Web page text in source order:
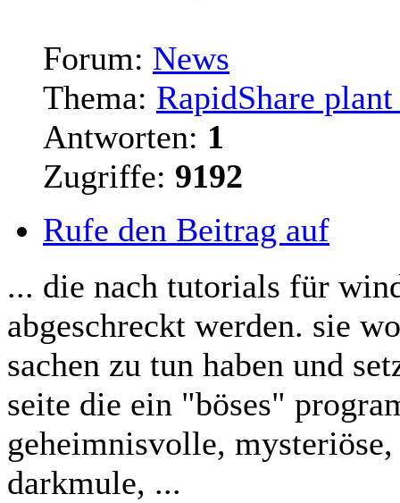
Forum: News
Thema: RapidShare
Antworten: 1
Zugriffe: 9192
Rufe den Beitrag auf
... die nach tutorials für
abgeschreckt werden. sie
sachen zu tun haben und
seite die ein "böses"
geheimnisvolle,
darkmule, ...